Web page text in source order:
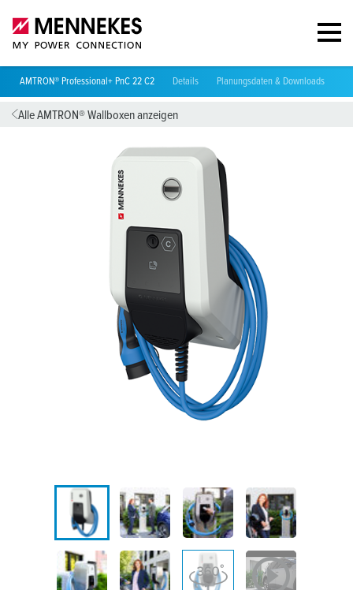
AMTRON® Professional+ PnC 22 C2 Details Planungsdaten & Downloads
Alle AMTRON® Wallboxen anzeigen